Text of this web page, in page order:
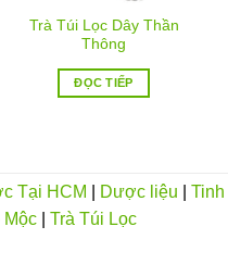
Trà Túi Lọc Dây Thần
Thông
ĐỌC TIẾP
Tại HCM Dược liệu
Tinh
Mộc Trà Túi Lọc